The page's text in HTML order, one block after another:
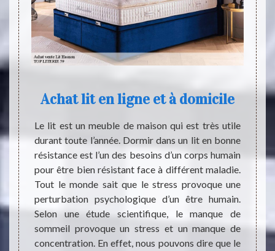
à
le
et
il est
de
une
Achat lit en ligne et à domicile
Le lit est un meuble de maison qui est très utile
durant toute l’année. Dormir dans un lit en bonne
résistance est l’un des besoins d’un corps humain
pour être bien résistant face à différent maladie.
Tout le monde sait que le stress provoque une
perturbation psychologique d’un être humain.
Selon une étude scientifique, le manque de
sommeil provoque un stress et un manque de
concentration. En effet, nous pouvons dire que le
La
bons